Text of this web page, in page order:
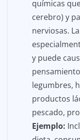
químicas
cerebro) y
nerviosas.
y puede
legumbres,
productos
pescado,
Ejemplo: